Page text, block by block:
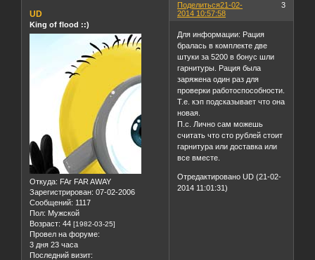
Поделиться 3
21-02-
2014 10:57:58
UD
King of flood ::)
Откуда: FAr FAR AWAY
Зарегистрирован: 07-02-2006
Сообщений: 1117
Пол: Мужской
Возраст: 44 [1982-03-25]
Провел на форуме:
3 дня 23 часа
Последний визит:
Для информации: Рация
бралась в комплекте две
штуки за 5200 в бонус шли
гарнитуры. Рация была
заряжена один раз для
проверки работоспособности.
Т.е. кэп подсказывает что она
новая.
П.с. Лично сам можешь
считать что сто рублей стоит
гарнитура или доставка или
все вместе.
Отредактировано UD (21-02-
2014 11:01:31)